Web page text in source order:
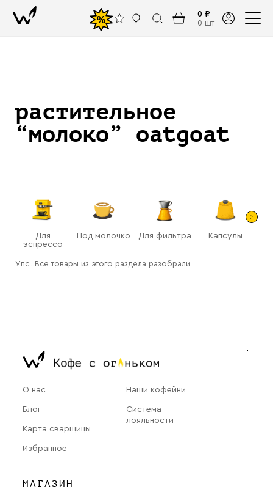
%
0 ₽
0 шт
растительное
“молоко” oatgoat
Для
эспрессо
Под молочко Для фильтра Капсулы
Упс...Все товары из этого раздела разобрали
О нас
Блог
Карта сварщицы
Избранное
Наши кофейни
Система
лояльности
МАГАЗИН